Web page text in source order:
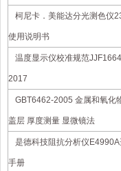
柯尼卡．美能达分光测色仪
使用说明书
温度显示仪校准规范
2017
GBT6462-2005 金属和氧化
盖层 厚度测量 显微镜法
是德科技阻抗分析仪E4990A
手册